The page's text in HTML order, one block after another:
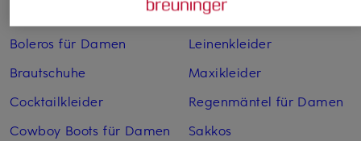
Boleros für Damen
Brautschuhe
Cocktailkleider
Cowboy Boots für Damen
Leinenhosen für Herren
Leinenkleider
Maxikleider
Regenmäntel für Damen
Sakkos